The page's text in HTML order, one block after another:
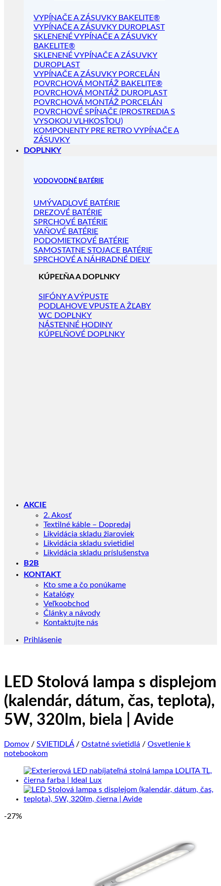
VYPÍNAČE A ZÁSUVKY BAKELITE®
VYPÍNAČE A ZÁSUVKY DUROPLAST
SKLENENÉ VYPÍNAČE A ZÁSUVKY
BAKELITE®
SKLENENÉ VYPÍNAČE A ZÁSUVKY
DUROPLAST
VYPÍNAČE A ZÁSUVKY PORCELÁN
POVRCHOVÁ MONTÁŽ BAKELITE®
POVRCHOVÁ MONTÁŽ DUROPLAST
POVRCHOVÁ MONTÁŽ PORCELÁN
POVRCHOVÉ SPÍNAČE (PROSTREDIA S
VYSOKOU VLHKOSŤOU)
KOMPONENTY PRE RETRO VYPÍNAČE A
ZÁSUVKY
DOPLNKY
VODOVODNÉ BATÉRIE
UMÝVADLOVÉ BATÉRIE
DREZOVÉ BATÉRIE
SPRCHOVÉ BATÉRIE
VAŇOVÉ BATÉRIE
PODOMIETKOVÉ BATÉRIE
SAMOSTATNE STOJACE BATÉRIE
SPRCHOVÉ A NÁHRADNÉ DIELY
KÚPEĽŇA A DOPLNKY
SIFÓNY A VÝPUSTE
PODLAHOVE VPUSTE A ŽĽABY
WC DOPLNKY
NÁSTENNÉ HODINY
KÚPELŇOVÉ DOPLNKY
AKCIE
2. Akosť
Textilné káble – Dopredaj
Likvidácia skladu žiaroviek
Likvidácia skladu svietidiel
Likvidácia skladu príslušenstva
B2B
KONTAKT
Kto sme a čo ponúkame
Katalógy
Veľkoobchod
Články a návody
Kontaktujte nás
Prihlásenie
LED Stolová lampa s displejom
(kalendár, dátum, čas, teplota),
5W, 320lm, biela | Avide
Domov / SVIETIDLÁ / Ostatné svietidlá / Osvetlenie k
notebookom
-27%